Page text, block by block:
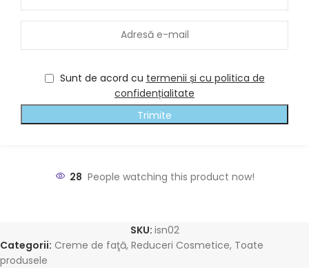
Sunt de acord cu termenii și cu politica de
confidențialitate
Trimite
28 People watching this product now!
SKU: isn02
Categorii: Creme de faţă, Reduceri Cosmetice, Toate
produsele